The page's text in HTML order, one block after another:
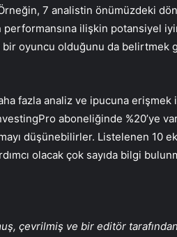
7 analistin önümüzdeki
performansına ilişkin potansiyel
oyuncu olduğunu da belirtmek
fazla analiz ve ipucuna erişmek
aboneliğinde %20’ye
düşünebilirler. Listelenen 10
olacak çok sayıda bilgi
çevrilmiş ve bir editör